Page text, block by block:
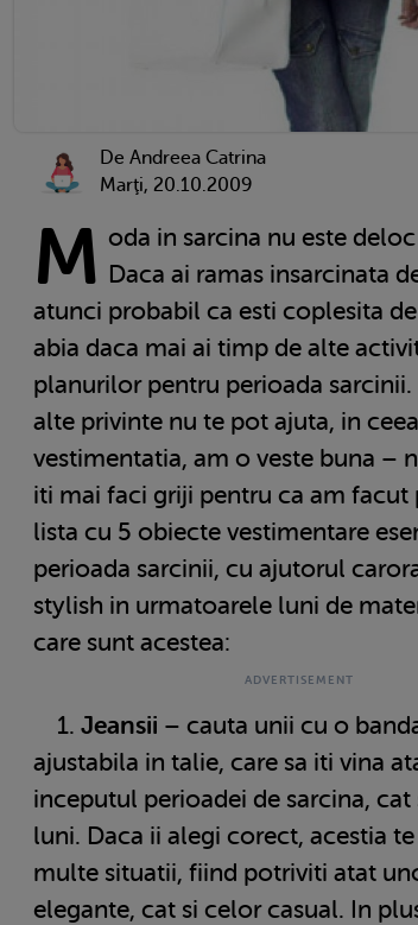
De Andreea Catrina
Marţi, 20.10.2009
M oda in sarcina nu este
Daca ai ramas insarcinata
atunci probabil ca esti coplesita
abia daca mai ai timp de alte
planurilor pentru perioada sarcinii.
alte privinte nu te pot ajuta, in
vestimentatia, am o veste buna –
iti mai faci griji pentru ca am facut
lista cu 5 obiecte vestimentare
perioada sarcinii, cu ajutorul
stylish in urmatoarele luni de
care sunt acestea:
1. Jeansii – cauta unii cu o
ajustabila in talie, care sa iti vina
inceputul perioadei de sarcina,
luni. Daca ii alegi corect, acestia
multe situatii, fiind potriviti atat
elegante, cat si celor casual. In